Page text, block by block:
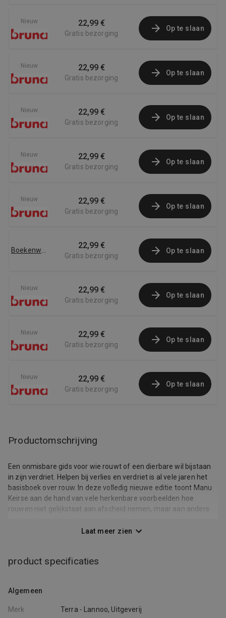
Nieuw 22,99 €
Gratis bezorging
Op te slaan
Nieuw 22,99 €
Gratis bezorging
Op te slaan
Nieuw 22,99 €
Gratis bezorging
Op te slaan
Nieuw 22,99 €
Gratis bezorging
Op te slaan
Nieuw 22,99 €
Gratis bezorging
Op te slaan
22,99 €
Gratis bezorging
Op te slaan
Nieuw 22,99 €
Gratis bezorging
Op te slaan
Nieuw 22,99 €
Gratis bezorging
Op te slaan
Nieuw 22,99 €
Gratis bezorging
Op te slaan
Productomschrijving
Een onmisbare gids voor wie rouwt of een dierbare wil bijstaan
in zijn verdriet. Helpen bij verlies en verdriet is al vele jaren het
basisboek over rouw. In deze volledig nieuwe editie toont Manu
Keirse aan de hand van vele herkenbare voorbeelden hoe
rouwen niet gelijkstaat aan afscheid nemen, maar aan anders
dood, maar besteedt ook aandacht aan andere verliessituaties
talloze concrete tips voor de rouwende én zijn omgeving is het
Laat meer zien
product specificaties
Algemeen
Merk Terra - Lannoo, Uitgeverij